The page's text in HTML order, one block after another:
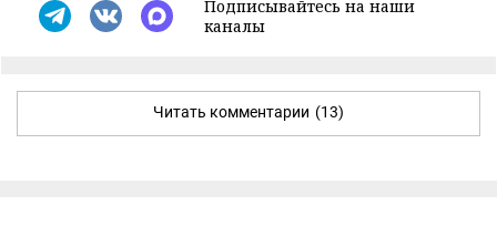
Подписывайтесь на наши
каналы
Читать комментарии (13)